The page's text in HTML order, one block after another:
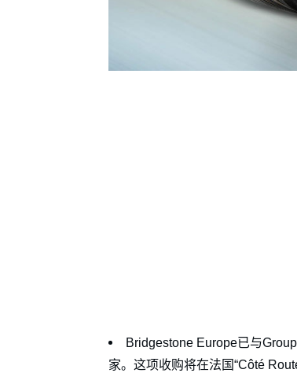
Bridgestone Europe已与
家。这项收购将在法国“Côté